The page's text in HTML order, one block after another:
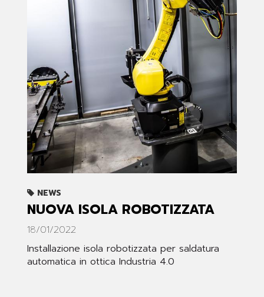
NEWS
NUOVA ISOLA ROBOTIZZATA
18/01/2022
Installazione isola robotizzata per saldatura
automatica in ottica Industria 4.0